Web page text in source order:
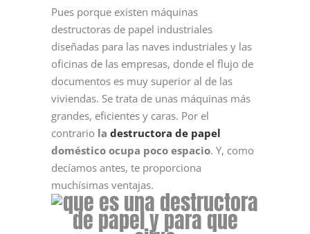
Pues porque existen máquinas
destructoras de papel industriales
diseñadas para las naves industriales y las
oficinas de las empresas, donde el flujo de
documentos es muy superior al de las
viviendas. Se trata de unas máquinas más
grandes, eficientes y caras. Por el
contrario la destructora de papel
doméstico ocupa poco espacio. Y, como
decíamos antes, te proporciona
muchísimas ventajas.